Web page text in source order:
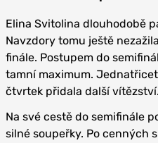
Elina Svitolina dlouhodobě
Navzdory tomu ještě
finále. Postupem do
tamní maximum.
čtvrtek přidala další vítězství.
Na své cestě do semifinále
silné soupeřky. Po cenných